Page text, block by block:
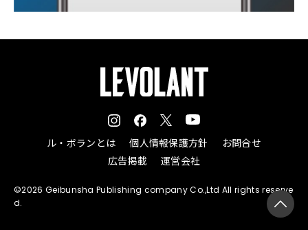
ル・ボランとは 個人情報保護方針
お問合せ
広告掲載
運営会社
©2026 Geibunsha Publishing company Co.,Ltd All rights reserve
d.